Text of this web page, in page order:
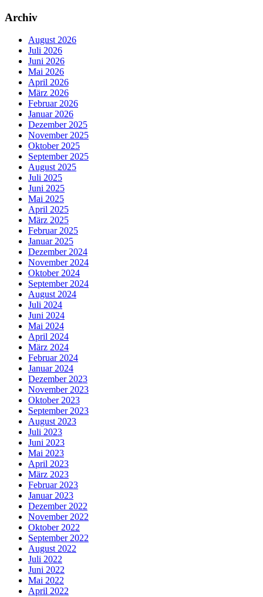
Archiv
August 2026
Juli 2026
Juni 2026
Mai 2026
April 2026
März 2026
Februar 2026
Januar 2026
Dezember 2025
November 2025
Oktober 2025
September 2025
August 2025
Juli 2025
Juni 2025
Mai 2025
April 2025
März 2025
Februar 2025
Januar 2025
Dezember 2024
November 2024
Oktober 2024
September 2024
August 2024
Juli 2024
Juni 2024
Mai 2024
April 2024
März 2024
Februar 2024
Januar 2024
Dezember 2023
November 2023
Oktober 2023
September 2023
August 2023
Juli 2023
Juni 2023
Mai 2023
April 2023
März 2023
Februar 2023
Januar 2023
Dezember 2022
November 2022
Oktober 2022
September 2022
August 2022
Juli 2022
Juni 2022
Mai 2022
April 2022